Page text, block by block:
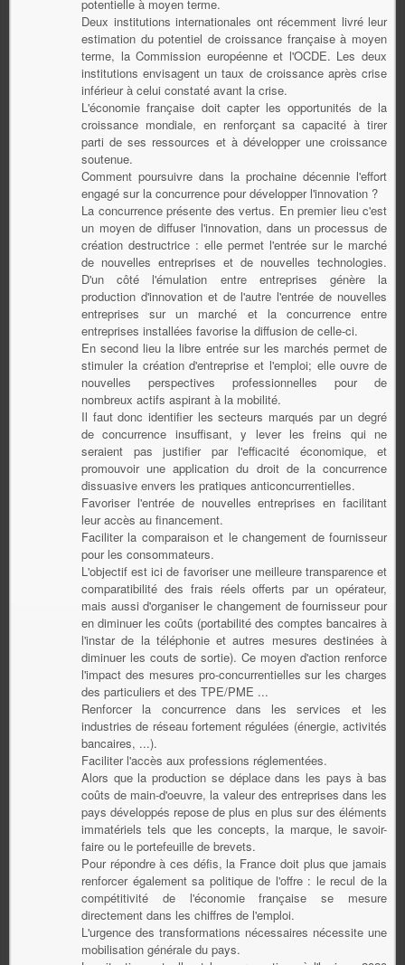
potentielle à moyen terme.
Deux institutions internationales ont récemment livré leur
estimation du potentiel de croissance française à moyen
terme, la Commission européenne et l'OCDE. Les deux
institutions envisagent un taux de croissance après crise
inférieur à celui constaté avant la crise.
L'économie française doit capter les opportunités de la
croissance mondiale, en renforçant sa capacité à tirer
parti de ses ressources et à développer une croissance
soutenue.
Comment poursuivre dans la prochaine décennie l'effort
engagé sur la concurrence pour développer l'innovation ?
La concurrence présente des vertus. En premier lieu c'est
un moyen de diffuser l'innovation, dans un processus de
création destructrice : elle permet l'entrée sur le marché
de nouvelles entreprises et de nouvelles technologies.
D'un côté l'émulation entre entreprises génère la
production d'innovation et de l'autre l'entrée de nouvelles
entreprises sur un marché et la concurrence entre
entreprises installées favorise la diffusion de celle-ci.
En second lieu la libre entrée sur les marchés permet de
stimuler la création d'entreprise et l'emploi; elle ouvre de
nouvelles perspectives professionnelles pour de
nombreux actifs aspirant à la mobilité.
Il faut donc identifier les secteurs marqués par un degré
de concurrence insuffisant, y lever les freins qui ne
seraient pas justifier par l'efficacité économique, et
promouvoir une application du droit de la concurrence
dissuasive envers les pratiques anticoncurrentielles.
Favoriser l'entrée de nouvelles entreprises en facilitant
leur accès au financement.
Faciliter la comparaison et le changement de fournisseur
pour les consommateurs.
L'objectif est ici de favoriser une meilleure transparence et
comparatibilité des frais réels offerts par un opérateur,
mais aussi d'organiser le changement de fournisseur pour
en diminuer les coûts (portabilité des comptes bancaires à
l'instar de la téléphonie et autres mesures destinées à
diminuer les couts de sortie). Ce moyen d'action renforce
l'impact des mesures pro-concurrentielles sur les charges
des particuliers et des TPE/PME ...
Renforcer la concurrence dans les services et les
industries de réseau fortement régulées (énergie, activités
bancaires, ...).
Faciliter l'accès aux professions réglementées.
Alors que la production se déplace dans les pays à bas
coûts de main-d'oeuvre, la valeur des entreprises dans les
pays développés repose de plus en plus sur des éléments
immatériels tels que les concepts, la marque, le savoir-
faire ou le portefeuille de brevets.
Pour répondre à ces défis, la France doit plus que jamais
renforcer également sa politique de l'offre : le recul de la
compétitivité de l'économie française se mesure
directement dans les chiffres de l'emploi.
L'urgence des transformations nécessaires nécessite une
mobilisation générale du pays.